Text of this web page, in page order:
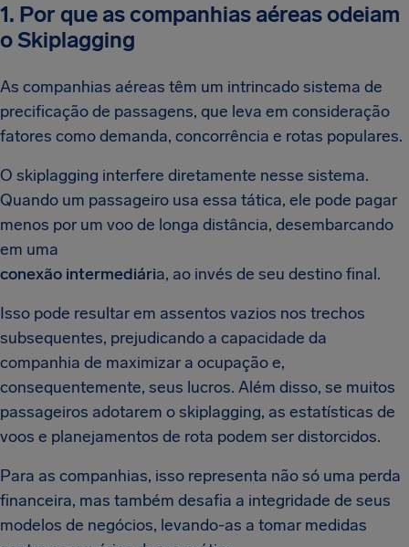
1. Por que as companhias aéreas odeiam
o Skiplagging
As companhias aéreas têm um intrincado sistema de
precificação de passagens, que leva em consideração
fatores como demanda, concorrência e rotas populares.
O skiplagging interfere diretamente nesse sistema.
Quando um passageiro usa essa tática, ele pode pagar
menos por um voo de longa distância, desembarcando
em uma
conexão intermediária, ao invés de seu destino final.
Isso pode resultar em assentos vazios nos trechos
subsequentes, prejudicando a capacidade da
companhia de maximizar a ocupação e,
consequentemente, seus lucros. Além disso, se muitos
passageiros adotarem o skiplagging, as estatísticas de
voos e planejamentos de rota podem ser distorcidos.
Para as companhias, isso representa não só uma perda
financeira, mas também desafia a integridade de seus
modelos de negócios, levando-as a tomar medidas